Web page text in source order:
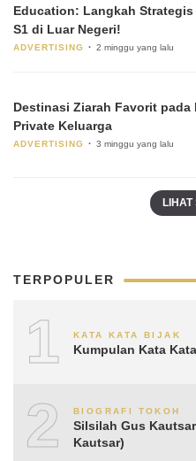
Education: Langkah
S1 di Luar Negeri!
ADVERTISING 2 minggu yang lalu
Destinasi Ziarah Favorit pada
Private Keluarga
ADVERTISING 3 minggu yang lalu
LIHAT
TERPOPULER
1 KATA KATA BIJAK
Kumpulan Kata
2 BIOGRAFI TOKOH
Silsilah Gus
Kautsar)